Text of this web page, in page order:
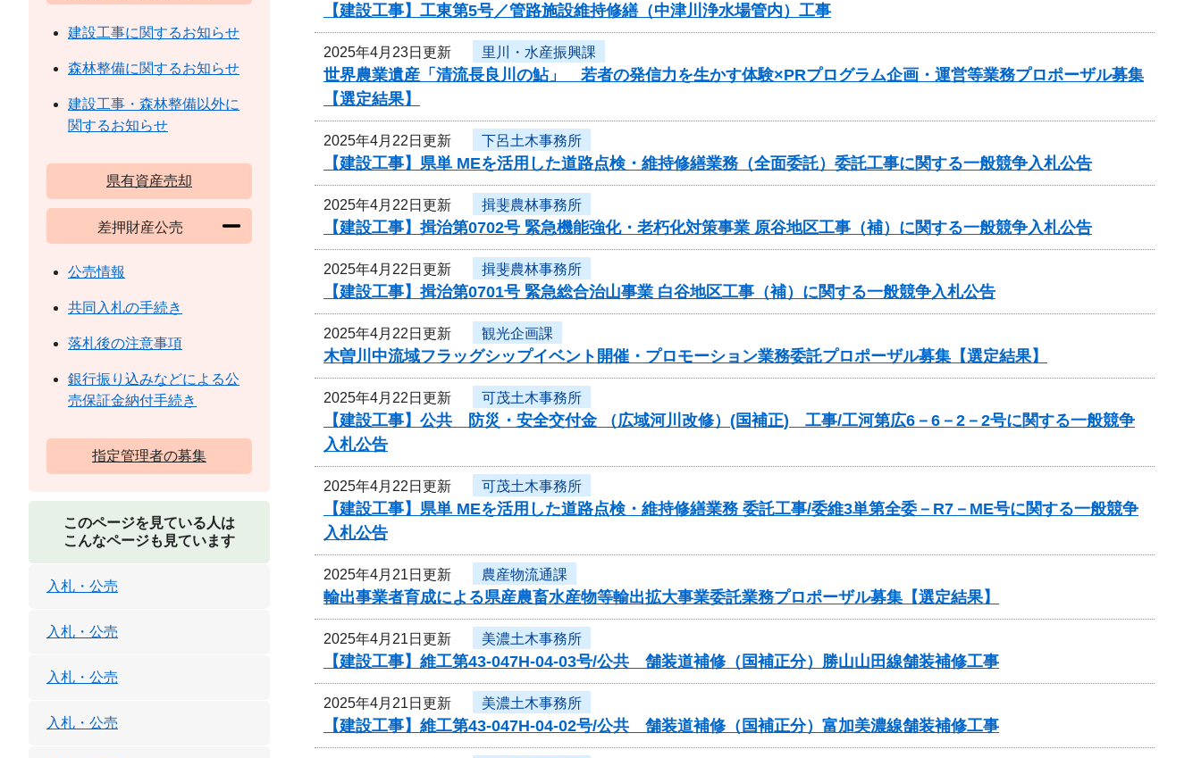
【建設工事】工東第5号／管路施設維持修繕（中津川浄水場管内）工事
2025年4月23日更新 里川・水産振興課
世界農業遺産「清流長良川の鮎」 若者の発信力を生かす体験×PRプログラム企画・運営等業務プロポーザル募集
【選定結果】
2025年4月22日更新 下呂土木事務所
【建設工事】県単 MEを活用した道路点検・維持修繕業務（全面委託）委託工事に関する一般競争入札公告
2025年4月22日更新 揖斐農林事務所
【建設工事】揖治第0702号 緊急機能強化・老朽化対策事業 原谷地区工事（補）に関する一般競争入札公告
2025年4月22日更新 揖斐農林事務所
【建設工事】揖治第0701号 緊急総合治山事業 白谷地区工事（補）に関する一般競争入札公告
2025年4月22日更新 観光企画課
木曽川中流域フラッグシップイベント開催・プロモーション業務委託プロポーザル募集【選定結果】
2025年4月22日更新 可茂土木事務所
【建設工事】公共 防災・安全交付金 （広域河川改修）(国補正) 工事/工河第広6－6－2－2号に関する一般競争
入札公告
2025年4月22日更新 可茂土木事務所
【建設工事】県単 MEを活用した道路点検・維持修繕業務 委託工事/委維3単第全委－R7－ME号に関する一般競争
入札公告
2025年4月21日更新 農産物流通課
輸出事業者育成による県産農畜水産物等輸出拡大事業委託業務プロポーザル募集【選定結果】
2025年4月21日更新 美濃土木事務所
【建設工事】維工第43-047H-04-03号/公共 舗装道補修（国補正分）勝山山田線舗装補修工事
2025年4月21日更新 美濃土木事務所
【建設工事】維工第43-047H-04-02号/公共 舗装道補修（国補正分）富加美濃線舗装補修工事
建設工事に関するお知らせ
森林整備に関するお知らせ
建設工事・森林整備以外に
関するお知らせ
県有資産売却
差押財産公売
公売情報
共同入札の手続き
落札後の注意事項
銀行振り込みなどによる公
売保証金納付手続き
指定管理者の募集
このページを見ている人は
こんなページも見ています
入札・公売
入札・公売
入札・公売
入札・公売